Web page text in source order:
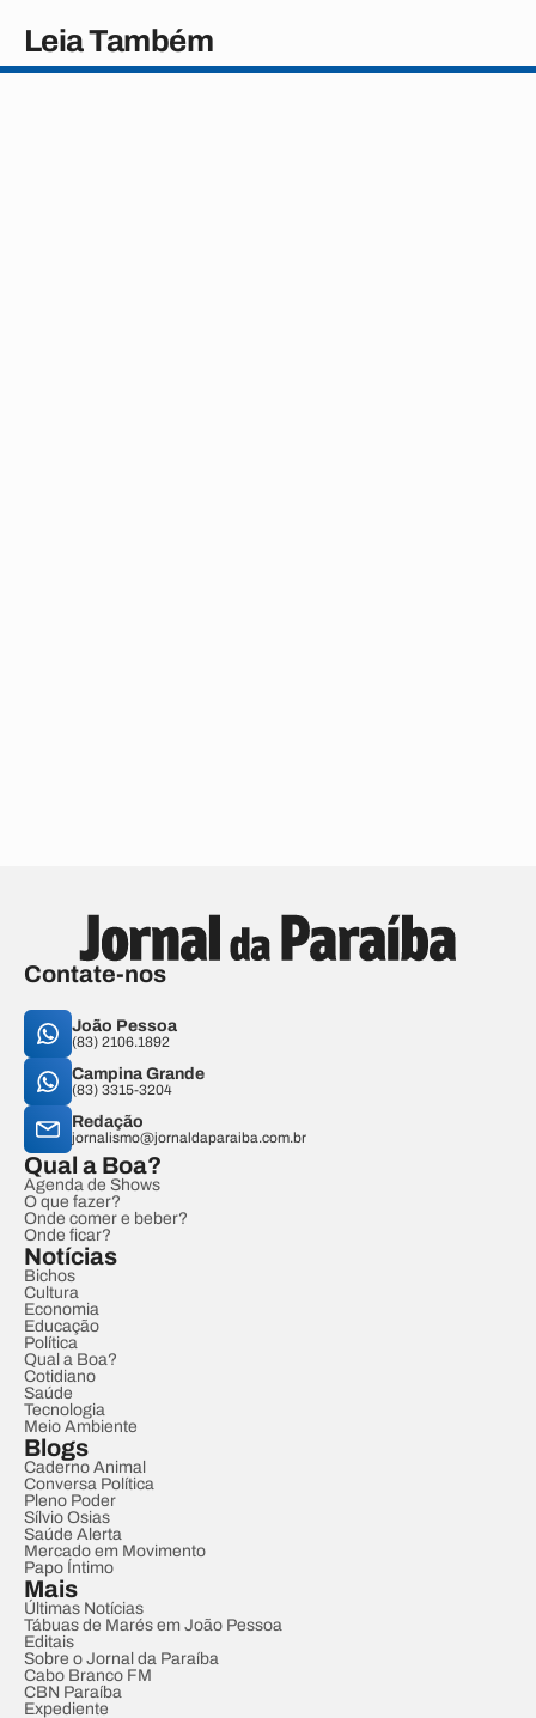
Leia Também
Contate-nos
João Pessoa
(83) 2106.1892
Campina Grande
(83) 3315-3204
Redação
jornalismo@jornaldaparaiba.com.br
Qual a Boa?
Agenda de Shows
O que fazer?
Onde comer e beber?
Onde ficar?
Notícias
Bichos
Cultura
Economia
Educação
Política
Qual a Boa?
Cotidiano
Saúde
Tecnologia
Meio Ambiente
Blogs
Caderno Animal
Conversa Política
Pleno Poder
Sílvio Osias
Saúde Alerta
Mercado em Movimento
Papo Íntimo
Mais
Últimas Notícias
Tábuas de Marés em João Pessoa
Editais
Sobre o Jornal da Paraíba
Cabo Branco FM
CBN Paraíba
Expediente